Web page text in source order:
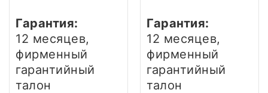
Гарантия:
12 месяцев,
фирменный
гарантийный
талон
Гарантия:
12 месяцев,
фирменный
гарантийный
талон